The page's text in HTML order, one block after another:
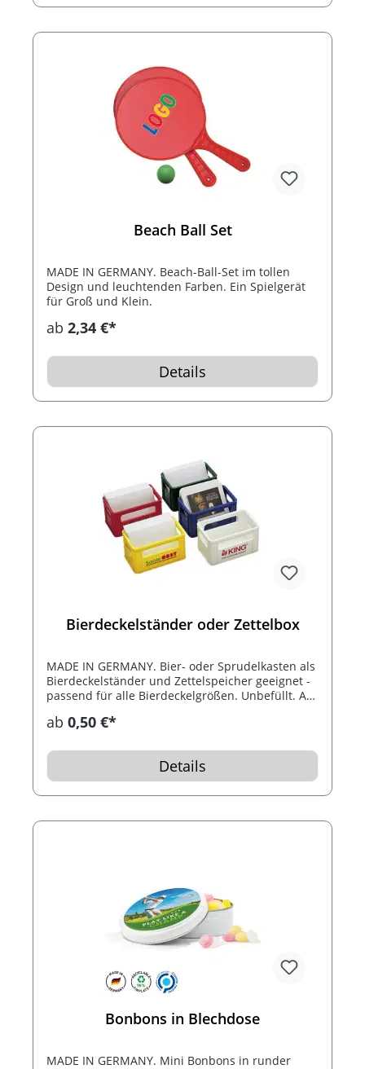
Beach Ball Set
MADE IN GERMANY. Beach-Ball-Set im tollen
Design und leuchtenden Farben. Ein Spielgerät
für Groß und Klein.
ab 2,34 €*
Details
Bierdeckelständer oder Zettelbox
MADE IN GERMANY. Bier- oder Sprudelkasten als
Bierdeckelständer und Zettelspeicher geeignet -
passend für alle Bierdeckelgrößen. Unbefüllt. Auf
lieferbar.
ab 0,50 €*
Details
Bonbons in Blechdose
MADE IN GERMANY. Mini Bonbons in runder